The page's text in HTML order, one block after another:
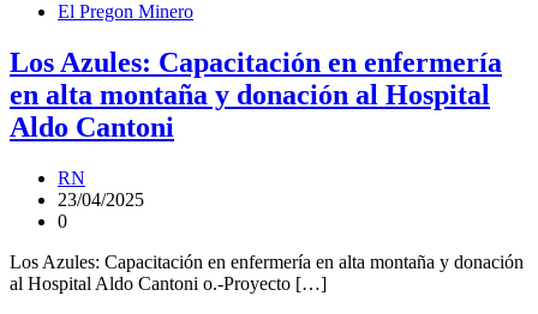
El Pregon Minero
Los Azules: Capacitación en enfermería
en alta montaña y donación al Hospital
Aldo Cantoni
RN
23/04/2025
0
Los Azules: Capacitación en enfermería en alta montaña y donación
al Hospital Aldo Cantoni o.-Proyecto […]